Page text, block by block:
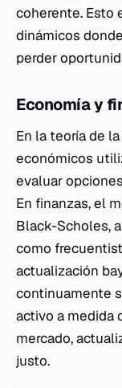
coherente. Esto
dinámicos
perder
Economía y
En la teoría de
económicos
evaluar
En finanzas, el
Black-Scholes,
como
actualización
continuamente
activo a medida
mercado,
justo.